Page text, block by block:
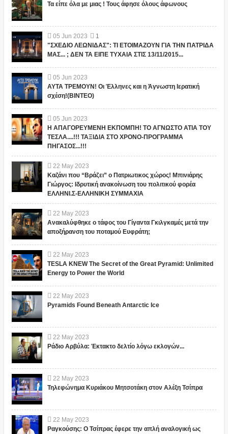
Τα είπε όλα με μιας ! Τους άφησε όλους άφωνους
05 Jun 2023
1
"ΣΧΕΔΙΟ ΛΕΩΝΙΔΑΣ": ΤΙ ΕΤΟΙΜΑΖΟΥΝ ΓΙΑ ΤΗΝ ΠΑΤΡΙΔΑ
ΜΑΣ... ; ΔΕΝ ΤΑ ΕΙΠΕ ΤΥΧΑΙΑ ΣΤΙΣ 13/11/2015...
05 Jun 2023
ΑΥΤΑ ΤΡΕΜΟΥΝ! Οι Έλληνες και η Άγνωστη Ιερατική
σχέση!(ΒΙΝΤΕΟ)
05 Jun 2023
Η ΑΠΑΓΟΡΕΥΜΕΝΗ ΕΚΠΟΜΠΗ! ΤΟ ΑΓΝΩΣΤΟ ΑΤΙΑ ΤΟΥ
ΤΕΣΛΑ....!!! ΤΑΞΙΔΙΑ ΣΤΟ ΧΡΟΝΟ-ΠΡΟΓΡΑΜΜΑ
ΠΗΓΑΣΟΣ...!!!
22 May 2023
Καζάνι που “Βράζει” ο Πατριωτικος χώρος! Μπινιάρης
Γιώργος: Ιδρυτική ανακοίνωση του πολιτικού φορέα
ΕΛΛΗΝΙ.Σ-ΕΛΛΗΝΙΚΗ ΣΥΜΜΑΧΙΑ
22 May 2023
Ανακαλύφθηκε ο τάφος του Γίγαντα Γκιλγκαμές μετά την
αποξήρανση του ποταμού Ευφράτη;
22 May 2023
TESLA KNEW The Secret of the Great Pyramid: Unlimited
Energy to Power the World
22 May 2023
Pyramids Found Beneath Antarctic Ice
22 May 2023
Ράδιο Αρβύλα: Έκτακτο δελτίο λόγω εκλογών...
22 May 2023
Τηλεφώνημα Κυριάκου Μητσοτάκη στον Αλέξη Τσίπρα
22 May 2023
Ραγκούσης: Ο Τσίπρας έφερε την απλή αναλογική ως